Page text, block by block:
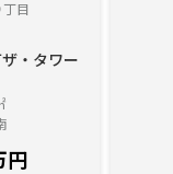
目
・タワー
円